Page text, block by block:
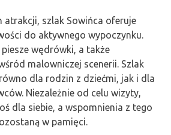
atrakcji, szlak Sowińca oferuje
do aktywnego wypoczynku.
wędrówki, a także
malowniczej scenerii. Szlak
dla rodzin z dziećmi, jak i dla
Niezależnie od celu wizyty,
dla siebie, a wspomnienia z tego
w pamięci.